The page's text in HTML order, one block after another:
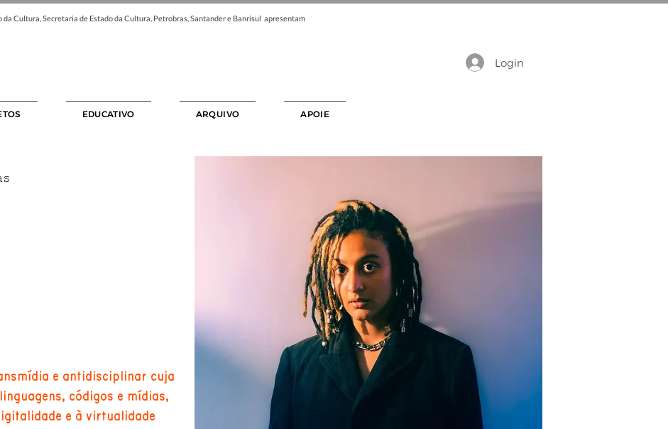
da Cultura, Secretaria de Estado da Cultura, Petrobras, Santander e Banrisul apresentam
Login
EDUCATIVO ARQUIVO APOIE
e antidisciplinar cuja
códigos e mídias,
e à virtualidade